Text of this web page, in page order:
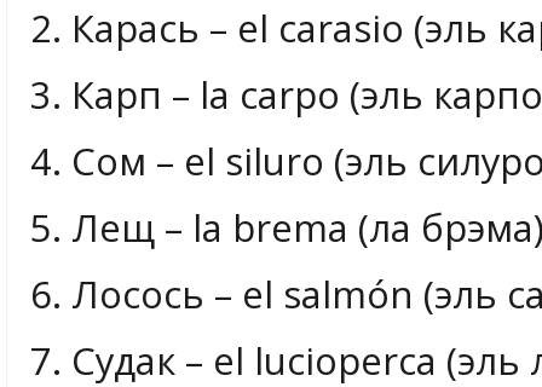
2. Карась – el carasio (эль
3. Карп – la carpo (эль
4. Сом – el siluro (эль
5. Лещ – la brema (ла
6. Лосось – el salmón (эль
7. Судак – el lucioperca (эль